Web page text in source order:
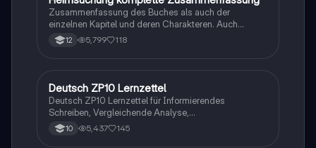
Zusammenfassung des Buches als auch der
einzelnen Kapitel und deren Charakteren. Auch
tabellarisch. Im Unterricht ohne KI erstellt
12 5,799 118
Deutsch
Deutsch ZP10 Lernzettel
Deutsch ZP10 Lernzettel für Informierendes
Schreiben, Vergleichende Analyse,
Sachtexte/Roman/Gedicht..
10 5,437 145